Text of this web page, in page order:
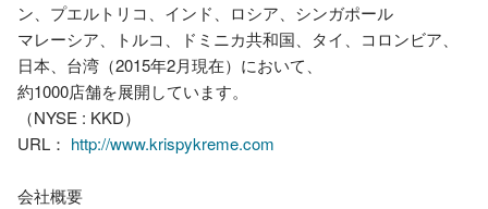
ン、プエルトリコ、インド、ロシア、シンガポール
マレーシア、トルコ、ドミニカ共和国、タイ、コロンビア、
日本、台湾（2015年2月現在）において、
約1000店舗を展開しています。
（NYSE : KKD）
URL： http://www.krispykreme.com
会社概要